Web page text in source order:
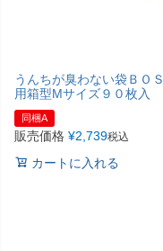
うんちが臭わない袋ＢＯ
用箱型Мサイズ９０枚入
同梱A
販売価格 ¥2,739税込
カートに入れる